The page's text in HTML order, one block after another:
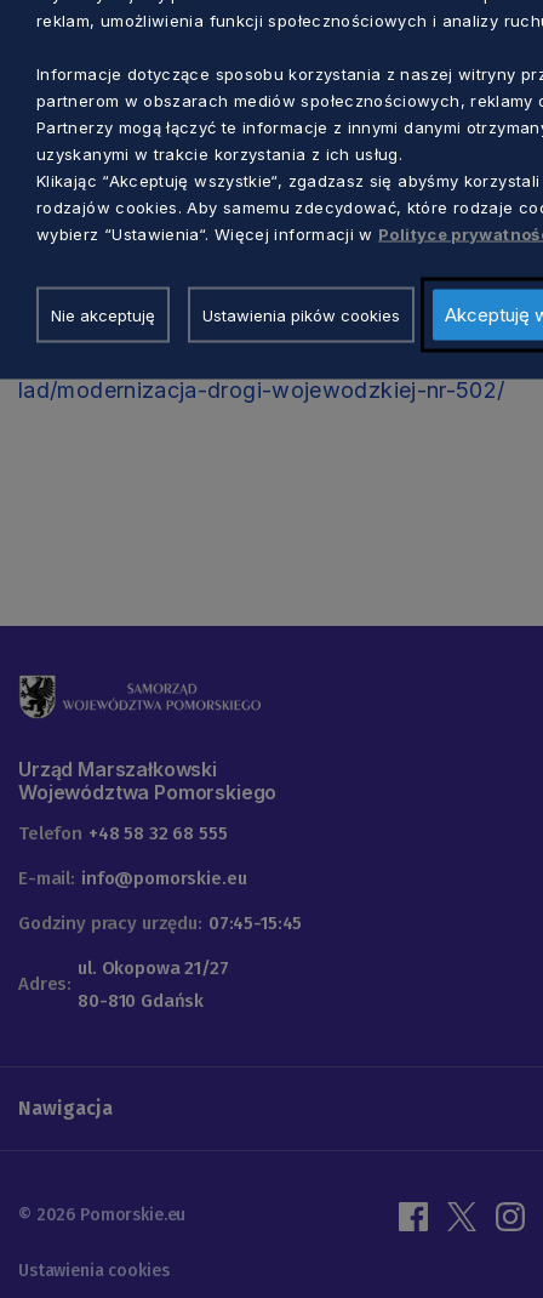
podbudowy. Zakłada się również dostosowanie
niwelety zatok autobusowych, peronów
autobusowych oraz innych nawierzchni z kostki
brukowej do nowej niwelety jezdni.
adresem:https://www.zdw-
gdansk.pl/zdw/menu-
lad/modernizacja-drogi-wojewodzkiej-nr-502/
Urząd Marszałkowski
Województwa Pomorskiego
Telefon +48 58 32 68 555
E-mail: info@pomorskie.eu
Godziny pracy urzędu: 07:45-15:45
Adres:
ul. Okopowa 21/27
80-810 Gdańsk
Nawigacja
© 2026 Pomorskie.eu
Ustawienia cookies
reklam, umożliwienia funkcji społecznościowych i analizy
Informacje dotyczące sposobu korzystania z naszej witryny
partnerom w obszarach mediów społecznościowych, reklamy
Partnerzy mogą łączyć te informacje z innymi danymi
uzyskanymi w trakcie korzystania z ich usług.
Klikając “Akceptuję wszystkie“, zgadzasz się abyśmy
rodzajów cookies. Aby samemu zdecydować, które rodzaje
wybierz “Ustawienia“. Więcej informacji w Polityce
Nie akceptuję Ustawienia pików cookies Akceptuję